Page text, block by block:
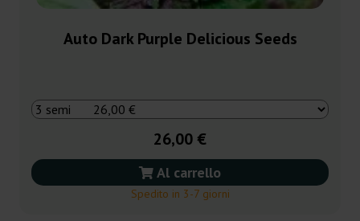
Auto Dark Purple Delicious Seeds
26,00 €
Al carrello
Spedito in 3-7 giorni